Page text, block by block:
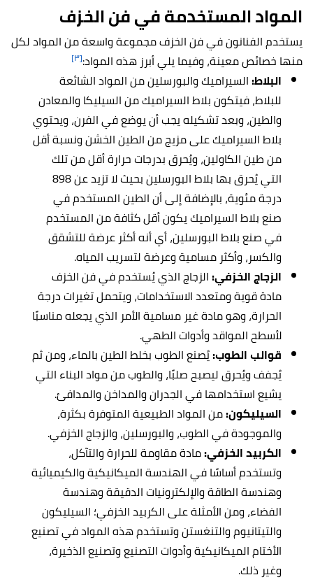
المواد المستخدمة في فن الخزف
يستخدم الفنانون في فن الخزف مجموعة واسعة من المواد لكل
منها خصائص معينة، وفيما يلي أبرز هذه المواد:[٣]
البلاط:السيراميك والبورسلين من المواد الشائعة
للبلاط، فيتكون بلاط السيراميك من السيليكا والمعادن
والطين، وبعد تشكيله يجب أن يوضع في الفرن، ويحتوي
بلاط السيراميك على مزيج من الطين الخشن ونسبة أقل
من طين الكاولين، ويُحرق بدرجات حرارة أقل من تلك
التي يُحرق بها بلاط البورسلين بحيث لا تزيد عن 898
درجة مئوية، بالإضافة إلى أن الطين المستخدم في
صنع بلاط السيراميك يكون أقل كثافة من المستخدم
في صنع بلاط البورسلين، أي أنه أكثر عرضة للتشقق
والكسر، وأكثر مسامية وعرضة لتسريب المياه.
الزجاج الخزفي:الزجاج الذي يُستخدم في فن الخزف
مادة قوية ومتعدد الاستخدامات، ويتحمل تغيرات درجة
الحرارة، وهو مادة غير مسامية الأمر الذي يجعله مناسبًا
لأسطح المواقد وأدوات الطهي.
قوالب الطوب:يُصنع الطوب بخلط الطين بالماء، ومن ثم
يُجفف ويُحرق ليصبح صلبًا، والطوب من مواد البناء التي
يشيع استخدامها في الجدران والمداخن والمدافئ.
السيليكون:من المواد الطبيعية المتوفرة بكثرة،
والموجودة في الطوب، والبورسلين، والزجاج الخزفي.
الكربيد الخزفي:مادة مقاومة للحرارة والتآكل،
وتستخدم أساسًا في الهندسة الميكانيكية والكيميائية
وهندسة الطاقة والإلكترونيات الدقيقة وهندسة
الفضاء، ومن الأمثلة على الكربيد الخزفي؛ السيليكون
والتيتانيوم والتنغستن وتستخدم هذه المواد في تصنيع
الأختام الميكانيكية وأدوات التصنيع وتصنيع الذخيرة،
وغير ذلك.